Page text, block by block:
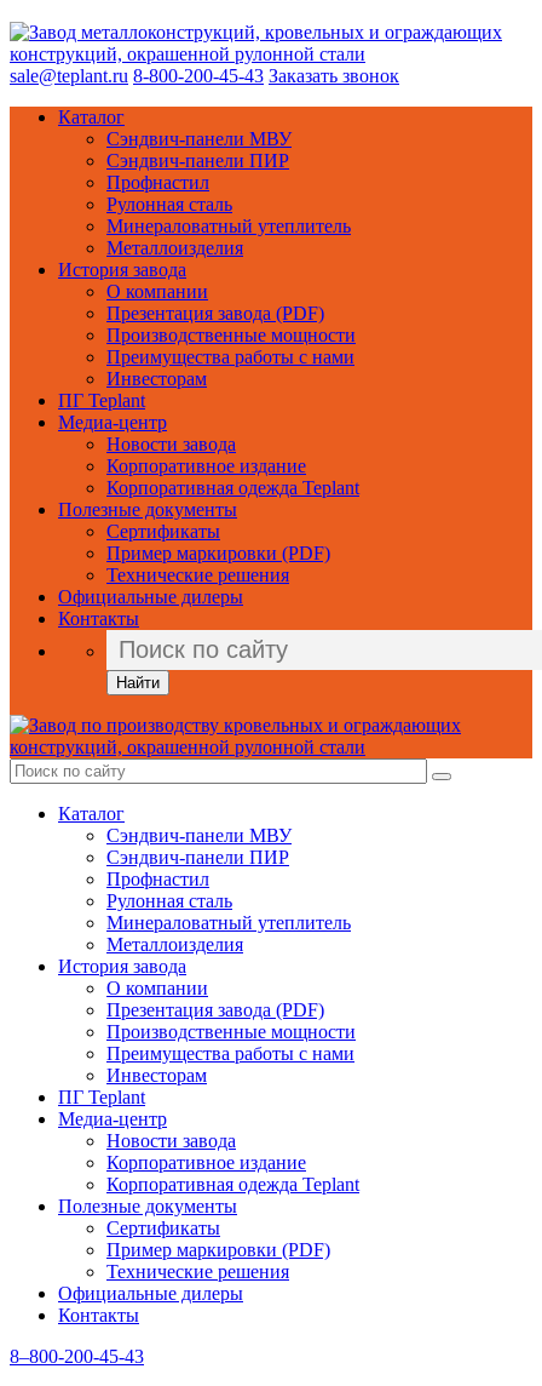
sale@teplant.ru 8-800-200-45-43 Заказать звонок
Каталог
Сэндвич-панели МВУ
Сэндвич-панели ПИР
Профнастил
Рулонная сталь
Минераловатный утеплитель
Металлоизделия
История завода
О компании
Презентация завода (PDF)
Производственные мощности
Преимущества работы с нами
Инвесторам
ПГ Teplant
Медиа-центр
Новости завода
Корпоративное издание
Корпоративная одежда Teplant
Полезные документы
Сертификаты
Пример маркировки (PDF)
Технические решения
Официальные дилеры
Контакты
Найти
Каталог
Сэндвич-панели МВУ
Сэндвич-панели ПИР
Профнастил
Рулонная сталь
Минераловатный утеплитель
Металлоизделия
История завода
О компании
Презентация завода (PDF)
Производственные мощности
Преимущества работы с нами
Инвесторам
ПГ Teplant
Медиа-центр
Новости завода
Корпоративное издание
Корпоративная одежда Teplant
Полезные документы
Сертификаты
Пример маркировки (PDF)
Технические решения
Официальные дилеры
Контакты
8–800-200-45-43